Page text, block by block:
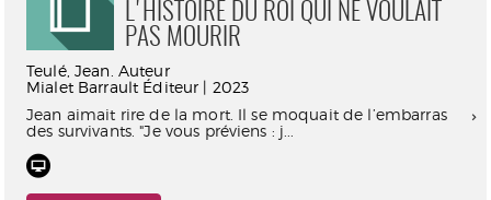
L'HISTOIRE DU ROI QUI NE VOULAIT
PAS MOURIR
Teulé, Jean. Auteur
Mialet Barrault Éditeur | 2023
Jean aimait rire de la mort. Il se moquait de l’embarras
des survivants. "Je vous préviens : j...